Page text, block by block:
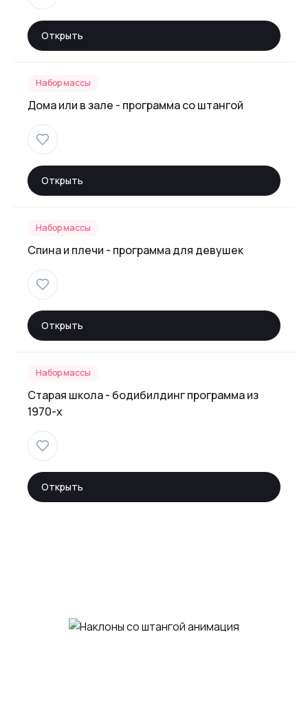
Открыть
Набор массы
Дома или в зале - программа со штангой
Открыть
Набор массы
Спина и плечи - программа для девушек
Открыть
Набор массы
Старая школа - бодибилдинг программа из
1970-х
Открыть